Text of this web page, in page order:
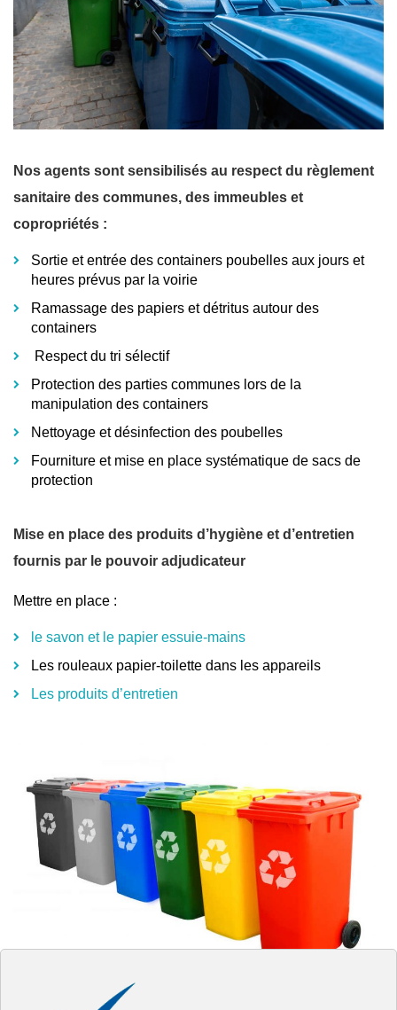
Nos agents sont sensibilisés au respect du règlement
sanitaire des communes, des immeubles et
copropriétés :
Sortie et entrée des containers poubelles aux jours et
heures prévus par la voirie
Ramassage des papiers et détritus autour des
containers
Respect du tri sélectif
Protection des parties communes lors de la
manipulation des containers
Nettoyage et désinfection des poubelles
Fourniture et mise en place systématique de sacs de
protection
Mise en place des produits d’hygiène et d’entretien
fournis par le pouvoir adjudicateur
Mettre en place :
le savon et le papier essuie-mains
Les rouleaux papier-toilette dans les appareils
Les produits d’entretien